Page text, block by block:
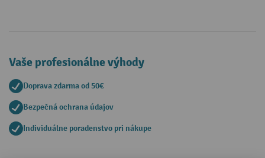
Vaše profesionálne výhody
Doprava zdarma od 50€
Bezpečná ochrana údajov
Individuálne poradenstvo pri nákupe